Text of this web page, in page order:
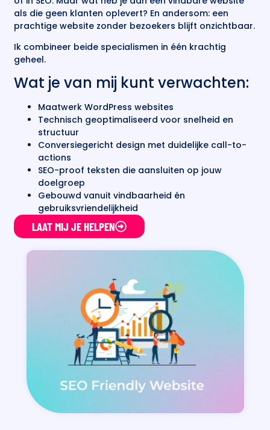
als die geen klanten oplevert? En andersom: een
prachtige website zonder bezoekers blijft onzichtbaar.
Ik combineer beide specialismen in één krachtig
geheel.
Wat je van mij kunt verwachten:
Maatwerk WordPress websites
Technisch geoptimaliseerd voor snelheid en
structuur
Conversiegericht design met duidelijke call-to-
actions
SEO-proof teksten die aansluiten op jouw
doelgroep
Gebouwd vanuit vindbaarheid én
gebruiksvriendelijkheid
LAAT MIJ JE HELPEN